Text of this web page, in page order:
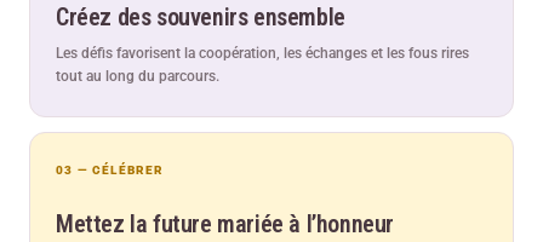
Créez des souvenirs ensemble
Les défis favorisent la coopération, les échanges et les fous rires
tout au long du parcours.
03 — CÉLÉBRER
Mettez la future mariée à l’honneur